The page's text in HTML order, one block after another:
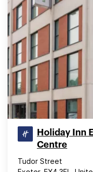
Holiday Inn
Centre
Tudor Street